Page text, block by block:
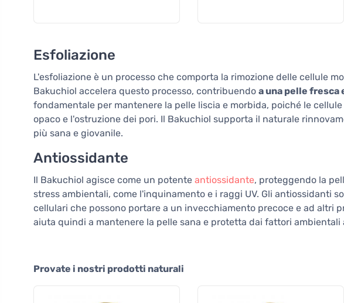
Esfoliazione
L'esfoliazione è un processo che comporta la rimozione delle cellule
Bakuchiol accelera questo processo, contribuendo a una pelle fresca
fondamentale per mantenere la pelle liscia e morbida, poiché le
opaco e l'ostruzione dei pori. Il Bakuchiol supporta il naturale
più sana e giovanile.
Antiossidante
Il Bakuchiol agisce come un potente antiossidante, proteggendo la
stress ambientali, come l'inquinamento e i raggi UV. Gli antiossidanti
cellulari che possono portare a un invecchiamento precoce e ad altri
aiuta quindi a mantenere la pelle sana e protetta dai fattori ambientali
Provate i nostri prodotti naturali